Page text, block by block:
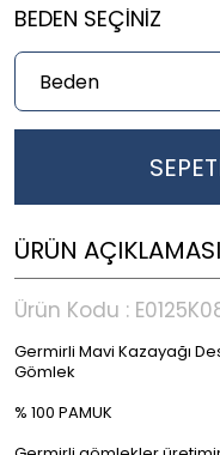
BEDEN SEÇINIZ
ÜRÜN AÇIKLAMASI
Ürün Kodu :
Germirli Mavi Kazayağı
Gömlek
% 100 PAMUK